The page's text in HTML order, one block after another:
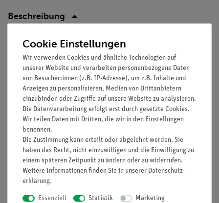
Beschreibung
Prinzip
Es soll untersucht werden, welcher Zusammenhang zwischen
elektrischer Spannung und Stromstärke besteht.
Vorteile
Keine zusätzlichen Kabelverbindungen zwischen den
Bausteinen nötig - übersichtlicherer und schnellerer
Aufbau
Kontaktsicherheit durch puzzelartig verzahnbare
Bausteine
Hartvergoldete, korrosionsbeständige Kontakte
Doppelter Lernerfolg: Elektrischer Schaltplan auf der
Ober- und reelle Bauteile auf der Unterseite sichtbar
Cookie Einstellungen
Wir verwenden Cookies und ähnliche Technologien auf
unserer Website und verarbeiten personenbezogene Daten
von Besucher:innen (z.B. IP-Adresse), um z.B. Inhalte und
Anzeigen zu personalisieren, Medien von Drittanbietern
einzubinden oder Zugriffe auf unsere Website zu analysieren.
Die Datenverarbeitung erfolgt erst durch gesetzte Cookies.
Wir teilen Daten mit Dritten, die wir in den Einstellungen
benennen.
Die Zustimmung kann erteilt oder abgelehnt werden. Sie
haben das Recht, nicht einzuwilligen und die Einwilligung zu
einem späteren Zeitpunkt zu ändern oder zu widerrufen.
Weitere Informationen finden Sie in unserer Daten­schutz­
erklärung.
Essenziell Statistik Marketing